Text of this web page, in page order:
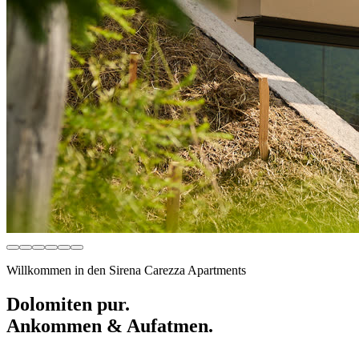
Willkommen in den Sirena Carezza Apartments
Dolomiten pur.
Ankommen & Aufatmen.